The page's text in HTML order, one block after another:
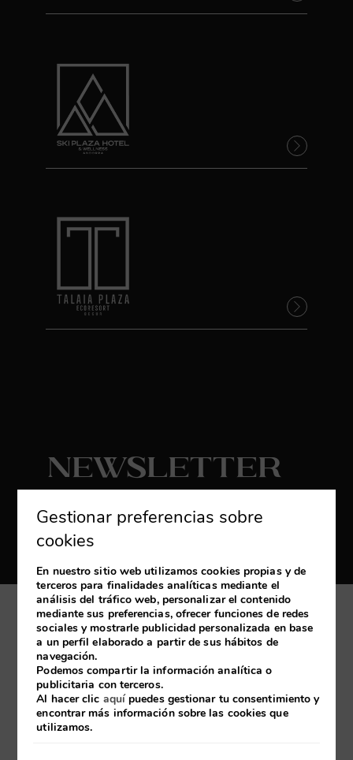
Newsletter
Reciba las últimas novedades y promociones
exclusivas
Mi reserva
Desarrollado pormirai
Aviso Legal
Política de cookies
Gestionar preferencias sobre
cookies
En nuestro sitio web utilizamos cookies propias y de
terceros para finalidades analíticas mediante el
análisis del tráfico web, personalizar el contenido
mediante sus preferencias, ofrecer funciones de redes
sociales y mostrarle publicidad personalizada en base
a un perfil elaborado a partir de sus hábitos de
navegación.
Podemos compartir la información analítica o
publicitaria con terceros.
Al hacer clic aquípuedes gestionar tu consentimiento y
encontrar más información sobre las cookies que
utilizamos.